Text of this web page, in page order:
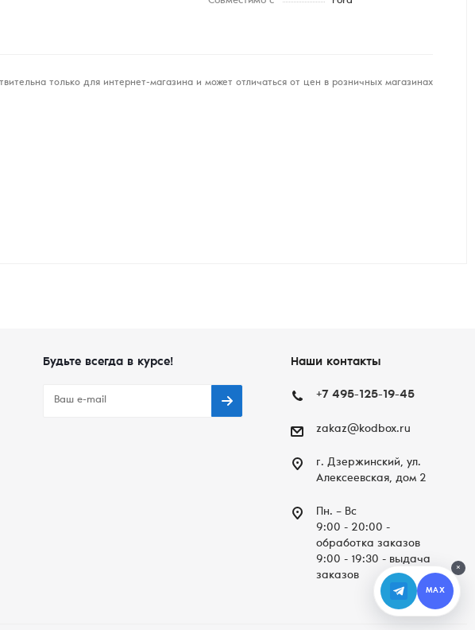
только для интернет-магазина и может отличаться от цен в розничных магазинах
Будьте всегда в курсе! Наши контакты
+7 495-125-19-45
zakaz@kodbox.ru
г. Дзержинский, ул.
Алексеевская, дом 2
Пн. – Вc
9:00 - 20:00 -
обработка заказов
9:00 - 19:30 - выдача
заказов
×
MAX